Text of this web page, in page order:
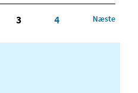
3 4 Næste